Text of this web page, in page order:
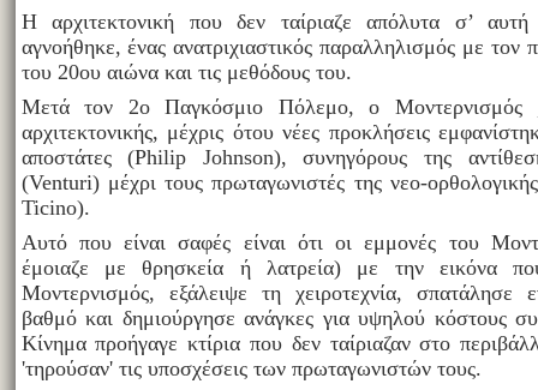
Η αρχιτεκτονική που δεν ταίριαζε απόλυτα σ’ αυτή
αγνοήθηκε, ένας ανατριχιαστικός παραλληλισμός με τον
του 20ου αιώνα και τις μεθόδους του.
Μετά τον 2ο Παγκόσμιο Πόλεμο, ο Μοντερνισμός
αρχιτεκτονικής, μέχρις ότου νέες προκλήσεις
αποστάτες (Philip Johnson), συνηγόρους της
(Venturi) μέχρι τους πρωταγωνιστές της νεο-
Ticino).
Αυτό που είναι σαφές είναι ότι οι εμμονές του
έμοιαζε με θρησκεία ή λατρεία) με την εικόνα
Μοντερνισμός, εξάλειψε τη χειροτεχνία, σπατάλησε
βαθμό και δημιούργησε ανάγκες για υψηλού κόστους
Κίνημα προήγαγε κτίρια που δεν ταίριαζαν στο
'τηρούσαν' τις υποσχέσεις των πρωταγωνιστών τους.